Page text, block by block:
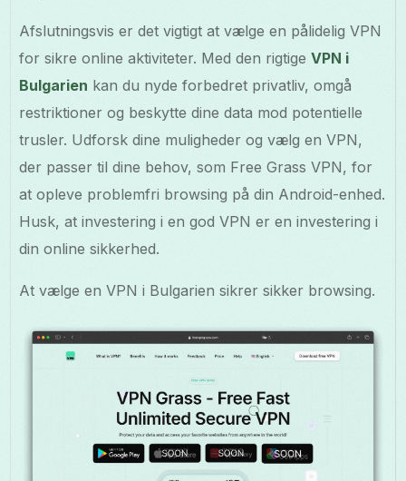
Afslutningsvis er det vigtigt at vælge en pålidelig VPN
for sikre online aktiviteter. Med den rigtigeVPN i
Bulgarien kan du nyde forbedret privatliv, omgå
restriktioner og beskytte dine data mod potentielle
trusler. Udforsk dine muligheder og vælg en VPN,
der passer til dine behov, som Free Grass VPN, for
at opleve problemfri browsing på din Android-enhed.
Husk, at investering i en god VPN er en investering i
din online sikkerhed.
At vælge en VPN i Bulgarien sikrer sikker browsing.